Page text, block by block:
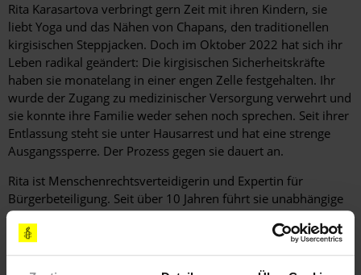
Rita Karasartova verbringt gern Zeit mit ihren Kindern, sie
liebt Yoga und das Nähen von Chapans, den traditionellen
kirgisischen Steppjacken. Doch im Oktober 2022 hat sich ihr
Leben radikal geändert: Die kirgisischen Sicherheitskräfte
haben sie monate­lang in einer engen Zelle festgehalten. Ihr
wurde der Zugang zu medizinischer Versorgung verwehrt und
sie konnte ihre Familie weder sehen noch sprechen. Seit ihrer
Entlassung steht sie unter Hausarrest und hat eine strenge
Ausgangssperre. Der Prozess gegen sie dauert an.
Rita ist Menschenrechtsverteidigerin und Expertin für
Bürgerbeteiligung. Seit über 10 Jahren führt sie unabhängige
Rechtsberatungen durch und hilft Menschen, deren Rechte
durch ein korruptes und unfaires Rechtssystem verletzt
wurden.